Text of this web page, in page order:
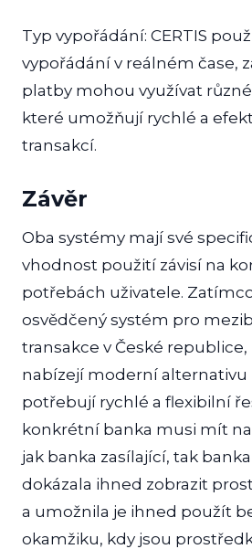
Typ vypořádání: CERTIS
vypořádání v reálném čase,
platby mohou využívat
které umožňují rychlé a
transakcí.
Závěr
Oba systémy mají své
vhodnost použití závisí na
potřebách uživatele. Zatímco
osvědčený systém pro
transakce v České
nabízejí moderní alternativu
potřebují rychlé a flexibilní
konkrétní banka musi mít
jak banka zasílající, tak
dokázala ihned zobrazit
a umožnila je ihned použít
okamžiku, kdy jsou